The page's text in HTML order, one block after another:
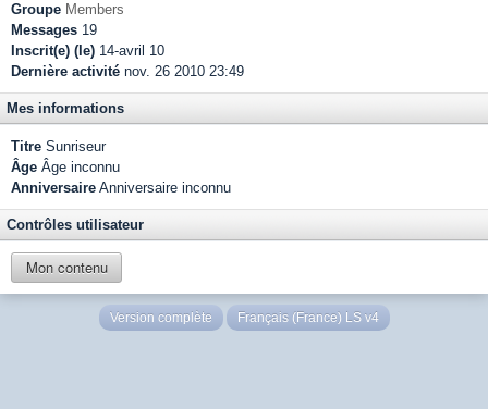
Groupe Members
Messages 19
Inscrit(e) (le) 14-avril 10
Dernière activité nov. 26 2010 23:49
Mes informations
Titre Sunriseur
Âge Âge inconnu
Anniversaire Anniversaire inconnu
Contrôles utilisateur
Mon contenu
Version complète Français (France) LS v4